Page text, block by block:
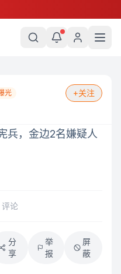
光
+关注
兵，金边2名嫌疑人
评论
分
享
举
报
屏
蔽